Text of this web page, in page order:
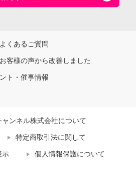
よくあるご質問
お客様の声から改善しました
ト・催事情報
ンネル株式会社について
特定商取引法に関して
示 個人情報保護について